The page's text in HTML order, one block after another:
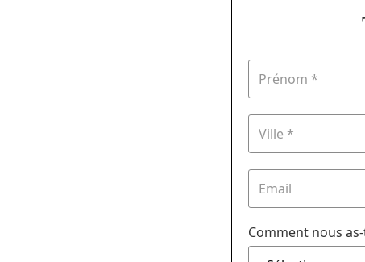
Comment nous